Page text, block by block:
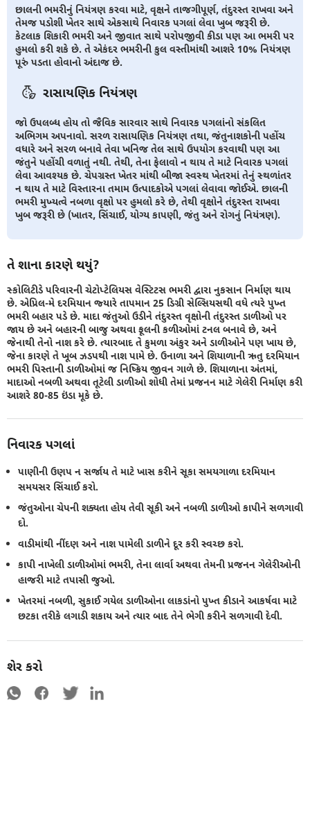
છાલની ભમરીનું નિયંત્રણ કરવા માટે, વૃક્ષને તાજગીપૂર્ણ, તંદુરસ્ત રાખવા અને
તેમજ પડોશી ખેતર સાથે એકસાથે નિવારક પગલાં લેવા ખુબ જરૂરી છે.
કેટલાક શિકારી ભમરી અને જીવાત સાથે પરોપજીવી કીડા પણ આ ભમરી પર
હુમલો કરી શકે છે. તે એકંદર ભમરીની કુલ વસ્તીમાંથી આશરે 10% નિયંત્રણ
પૂરું પડતા હોવાનો અંદાજ છે.
રાસાયણિક નિયંત્રણ
જો ઉપલબ્ધ હોય તો જૈવિક સારવાર સાથે નિવારક પગલાંનો સંકલિત
અભિગમ અપનાવો. સરળ રાસાયણિક નિયંત્રણ તથા, જંતુનાશકોની પહોંચ
વધારે અને સરળ બનાવે તેવા ખનિજ તેલ સાથે ઉપયોગ કરવાથી પણ આ
જંતુને પહોંચી વળાતું નથી. તેથી, તેના ફેલાવો ન થાય તે માટે નિવારક પગલાં
લેવા આવશ્યક છે. ચેપગ્રસ્ત ખેતર માંથી બીજા સ્વસ્થ ખેતરમાં તેનું સ્થળાંતર
ન થાય તે માટે વિસ્તારના તમામ ઉત્પાદકોએ પગલાં લેવાવા જોઈએ. છાલની
ભમરી મુખ્યત્વે નબળા વૃક્ષો પર હુમલો કરે છે, તેથી વૃક્ષોને તંદુરસ્ત રાખવા
ખુબ જરૂરી છે (ખાતર, સિંચાઈ, યોગ્ય કાપણી, જંતુ અને રોગનું નિયંત્રણ).
તે શાના કારણે થયું?
સ્કોલિટીડે પરિવારની ચેટોપ્ટેલિયસ વેસ્ટિટસ ભમરી દ્વારા નુકસાન નિર્માણ થાય
છે. એપ્રિલ-મે દરમિયાન જ્યારે તાપમાન 25 ડિગ્રી સેલ્સિયસથી વધે ત્યરે પુખ્ત
ભમરી બહાર પડે છે. માદા જંતુઓ ઉડીને તંદુરસ્ત વૃક્ષોની તંદુરસ્ત ડાળીઓ પર
જાય છે અને બહારની બાજુ અથવા ફૂલની કળીઓમાં ટનલ બનાવે છે, અને
જેનાથી તેનો નાશ કરે છે. ત્યારબાદ તે કુમળા અંકુર અને ડાળીઓને પણ ખાય છે,
જેના કારણે તે ખૂબ ઝડપથી નાશ પામે છે. ઉનાળા અને શિયાળાની ઋતુ દરમિયાન
ભમરી પિસ્તાની ડાળીઓમાં જ નિષ્ક્રિય જીવન ગાળે છે. શિયાળાના અંતમાં,
માદાઓ નબળી અથવા તૂટેલી ડાળીઓ શોધી તેમાં પ્રજનન માટે ગેલેરી નિર્માણ કરી
આશરે 80-85 ઇંડા મૂકે છે.
નિવારક પગલાં
પાણીની ઉણપ ન સર્જાય તે માટે ખાસ કરીને સૂકા સમયગાળા દરમિયાન
સમયસર સિંચાઈ કરો.
જંતુઓના ચેપની શક્યતા હોય તેવી સૂકી અને નબળી ડાળીઓ કાપીને સળગાવી
દો.
વાડીમાંથી નીંદણ અને નાશ પામેલી ડાળીને દૂર કરી સ્વચ્છ કરો.
કાપી નાખેલી ડાળીઓમાં ભમરી, તેના લાર્વા અથવા તેમની પ્રજનન ગેલેરીઓની
હાજરી માટે તપાસી જુઓ.
ખેતરમાં નબળી, સુકાઈ ગયેલ ડાળીઓના લાકડાંનો પુખ્ત કીડાને આકર્ષવા માટે
છટકા તરીકે લગાડી શકાય અને ત્યાર બાદ તેને ભેગી કરીને સળગાવી દેવી.
શેર કરો